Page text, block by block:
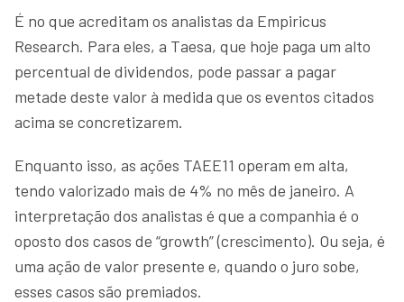
É no que acreditam os analistas da Empiricus
Research. Para eles, a Taesa, que hoje paga um alto
percentual de dividendos, pode passar a pagar
metade deste valor à medida que os eventos citados
acima se concretizarem.
Enquanto isso, as ações TAEE11 operam em alta,
tendo valorizado mais de 4% no mês de janeiro. A
interpretação dos analistas é que a companhia é o
oposto dos casos de “growth” (crescimento). Ou seja, é
uma ação de valor presente e, quando o juro sobe,
esses casos são premiados.